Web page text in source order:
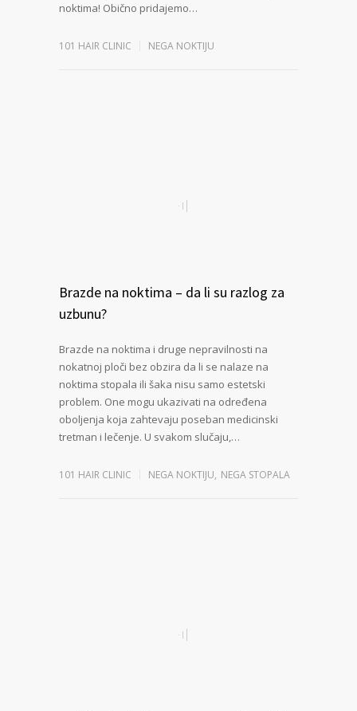
noktima! Obično pridajemo…
101 HAIR CLINIC NEGA NOKTIJU
Brazde na noktima – da li su razlog za
uzbunu?
Brazde na noktima i druge nepravilnosti na
nokatnoj ploči bez obzira da li se nalaze na
noktima stopala ili šaka nisu samo estetski
problem. One mogu ukazivati na određena
oboljenja koja zahtevaju poseban medicinski
tretman i lečenje. U svakom slučaju,…
101 HAIR CLINIC NEGA NOKTIJU, NEGA STOPALA